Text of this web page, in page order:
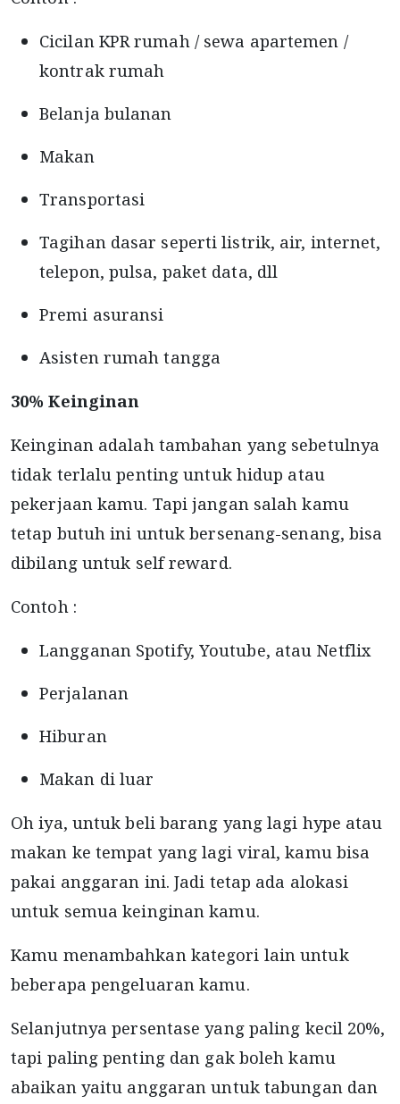
Cicilan KPR rumah / sewa apartemen /
kontrak rumah
Belanja bulanan
Makan
Transportasi
Tagihan dasar seperti listrik, air, internet,
telepon, pulsa, paket data, dll
Premi asuransi
Asisten rumah tangga
30% Keinginan
Keinginan adalah tambahan yang sebetulnya
tidak terlalu penting untuk hidup atau
pekerjaan kamu. Tapi jangan salah kamu
tetap butuh ini untuk bersenang-senang, bisa
dibilang untuk self reward.
Contoh :
Langganan Spotify, Youtube, atau Netflix
Perjalanan
Hiburan
Makan di luar
Oh iya, untuk beli barang yang lagi hype atau
makan ke tempat yang lagi viral, kamu bisa
pakai anggaran ini. Jadi tetap ada alokasi
untuk semua keinginan kamu.
Kamu menambahkan kategori lain untuk
beberapa pengeluaran kamu.
Selanjutnya persentase yang paling kecil 20%,
tapi paling penting dan gak boleh kamu
abaikan yaitu anggaran untuk tabungan dan